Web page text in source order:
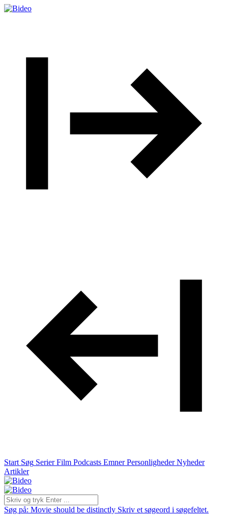
Start Søg Serier Film Podcasts Emner Personligheder Nyheder
Artikler
Søg på: Movie should be distinctly Skriv et søgeord i søgefeltet.